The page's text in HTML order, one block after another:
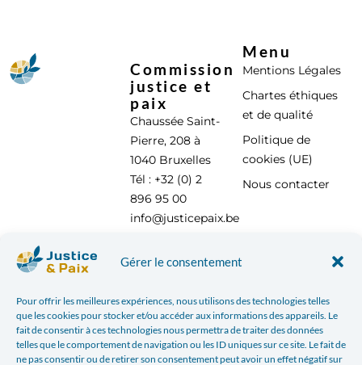
Gérer le consentement
Pour offrir les meilleures expériences, nous utilisons des technologies telles
que les cookies pour stocker et/ou accéder aux informations des appareils. Le
fait de consentir à ces technologies nous permettra de traiter des données
telles que le comportement de navigation ou les ID uniques sur ce site. Le fait de
ne pas consentir ou de retirer son consentement peut avoir un effet négatif sur
Commission
justice et
paix
Chaussée Saint-
Pierre, 208 à
1040 Bruxelles
Tél : +32 (0) 2
896 95 00
info@justicepaix.be
Menu
Mentions Légales
Chartes éthiques
et de qualité
Politique de
cookies (UE)
Nous contacter